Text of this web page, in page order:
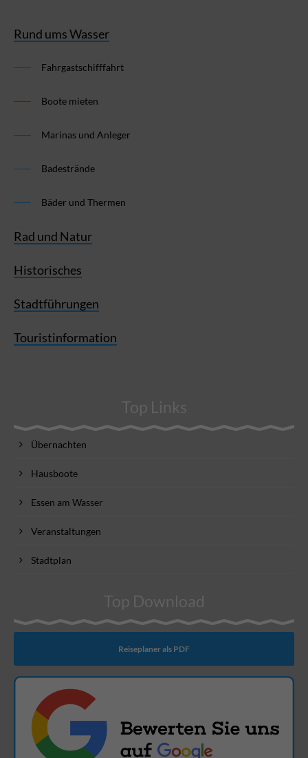
Rund ums Wasser
Fahrgastschifffahrt
Boote mieten
Marinas und Anleger
Badestrände
Bäder und Thermen
Rad und Natur
Historisches
Stadtführungen
Touristinformation
Top Links
Übernachten
Hausboote
Essen am Wasser
Veranstaltungen
Stadtplan
Top Download
Reiseplaner als PDF